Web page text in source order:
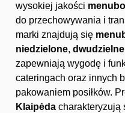
wysokiej jakości
do przechowywania i
marki znajdują się
niedzielone, dwudzielne
zapewniają wygodę i
cateringach oraz innych
pakowaniem posiłków.
Klaipėda charakteryzują